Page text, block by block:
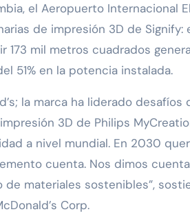
el Aeropuerto Internacional
de impresión 3D de Signify:
173 mil metros cuadrados
51% en la potencia instalada.
la marca ha liderado
3D de Philips
a nivel mundial. En 2030
cuenta. Nos dimos
materiales sostenibles”,
Corp.